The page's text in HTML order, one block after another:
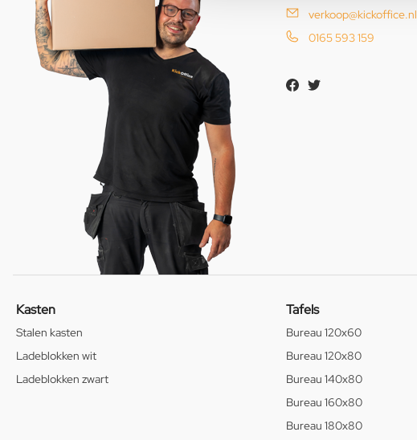
verkoop@kickoffice.nl
0165 593 159
Kasten
Stalen kasten
Ladeblokken wit
Ladeblokken zwart
Tafels
Bureau 120x60
Bureau 120x80
Bureau 140x80
Bureau 160x80
Bureau 180x80